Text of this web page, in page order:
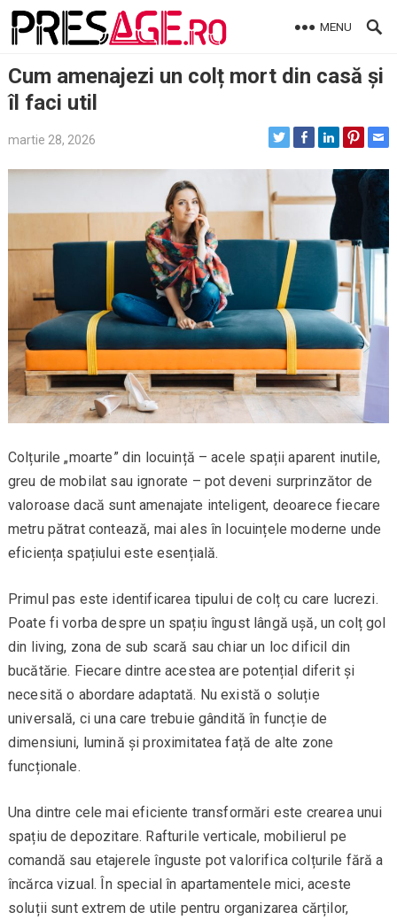
Skip
MENU
Cum amenajezi un colț mort din casă și
îl faci util
martie 28, 2026
Colțurile „moarte” din locuință – acele spații aparent inutile,
greu de mobilat sau ignorate – pot deveni surprinzător de
valoroase dacă sunt amenajate inteligent, deoarece fiecare
metru pătrat contează, mai ales în locuințele moderne unde
eficiența spațiului este esențială.
Primul pas este identificarea tipului de colț cu care lucrezi.
Poate fi vorba despre un spațiu îngust lângă ușă, un colț gol
din living, zona de sub scară sau chiar un loc dificil din
bucătărie. Fiecare dintre acestea are potențial diferit și
necesită o abordare adaptată. Nu există o soluție
universală, ci una care trebuie gândită în funcție de
dimensiuni, lumină și proximitatea față de alte zone
funcționale.
Una dintre cele mai eficiente transformări este crearea unui
spațiu de depozitare. Rafturile verticale, mobilierul pe
comandă sau etajerele înguste pot valorifica colțurile fără a
încărca vizual. În special în apartamentele mici, aceste
soluții sunt extrem de utile pentru organizarea cărților,